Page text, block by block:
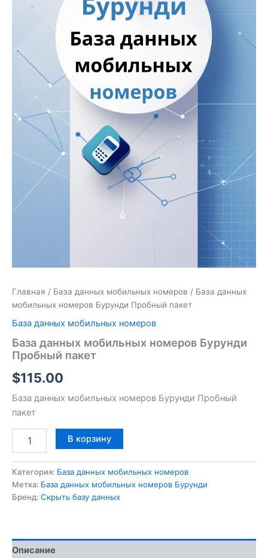
Главная / База данных мобильных номеров / База данных
мобильных номеров Бурунди Пробный пакет
База данных мобильных номеров
База данных мобильных номеров Бурунди
Пробный пакет
$115.00
База данных мобильных номеров Бурунди Пробный
пакет
В корзину
Категория: База данных мобильных номеров
Метка: База данных мобильных номеров Бурунди
Бренд: Скрыть базу данных
Описание